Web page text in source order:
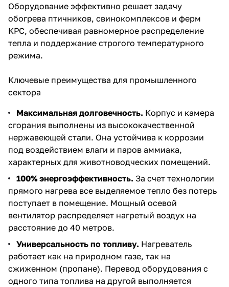
Оборудование эффективно решает задачу
обогрева птичников, свинокомплексов и ферм
КРС, обеспечивая равномерное распределение
тепла и поддержание строгого температурного
режима.
Ключевые преимущества для промышленного
сектора
Максимальная долговечность. Корпус и камера
сгорания выполнены из высококачественной
нержавеющей стали. Она устойчива к коррозии
под воздействием влаги и паров аммиака,
характерных для животноводческих помещений.
100% энергоэффективность. За счет технологии
прямого нагрева все выделяемое тепло без потерь
поступает в помещение. Мощный осевой
вентилятор распределяет нагретый воздух на
расстояние до 40 метров.
Универсальность по топливу. Нагреватель
работает как на природном газе, так на
сжиженном (пропане). Перевод оборудования с
одного типа топлива на другой выполняется